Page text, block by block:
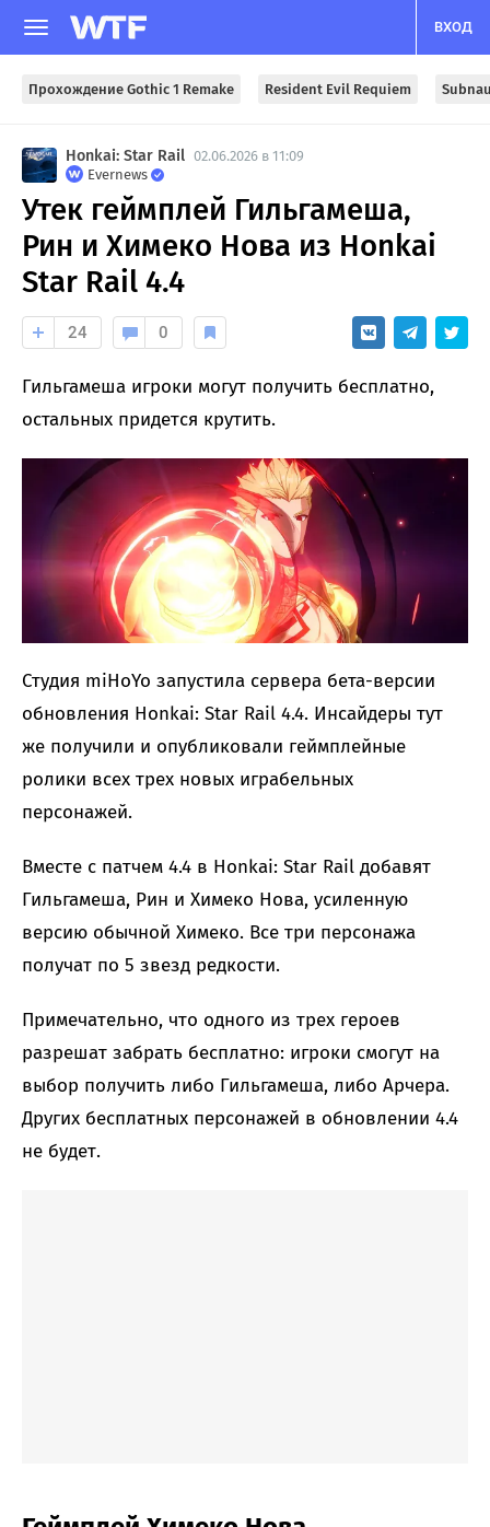
ВХОД
Прохождение Gothic 1 Remake Resident Evil Requiem
Honkai: Star Rail 02.06.2026 в 11:09
Evernews
Утек геймплей Гильгамеша,
Рин и Химеко Нова из Honkai
Star Rail 4.4
24 0
Гильгамеша игроки могут получить бесплатно,
остальных придется крутить.
Студия miHoYo запустила сервера бета-версии
обновления Honkai: Star Rail 4.4. Инсайдеры тут
же получили и опубликовали геймплейные
ролики всех трех новых играбельных
персонажей.
Вместе с патчем 4.4 в Honkai: Star Rail добавят
Гильгамеша, Рин и Химеко Нова, усиленную
версию обычной Химеко. Все три персонажа
получат по 5 звезд редкости.
Примечательно, что одного из трех героев
разрешат забрать бесплатно: игроки смогут на
выбор получить либо Гильгамеша, либо Арчера.
Других бесплатных персонажей в обновлении 4.4
не будет.